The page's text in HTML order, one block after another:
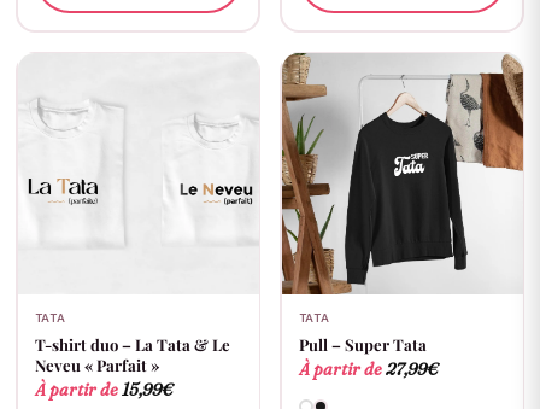
TATA
T-shirt duo – La Tata & Le
Neveu « Parfait »
À partir de15,99€
TATA
Pull – Super Tata
À partir de27,99€